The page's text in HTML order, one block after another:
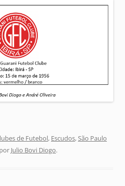
de Futebol, Escudos,São Paulo
por Julio Bovi Diogo.